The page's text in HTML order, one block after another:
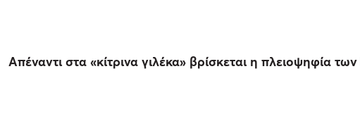
Απέναντι στα «κίτρινα γιλέκα» βρίσκεται η πλειοψηφία